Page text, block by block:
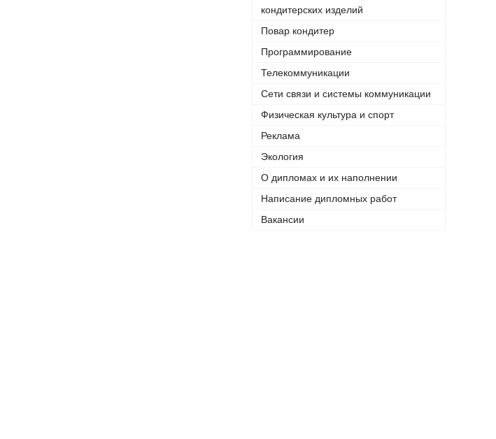
кондитерских изделий
Повар кондитер
Программирование
Телекоммуникации
Сети связи и системы коммуникации
Физическая культура и спорт
Реклама
Экология
О дипломах и их наполнении
Написание дипломных работ
Вакансии